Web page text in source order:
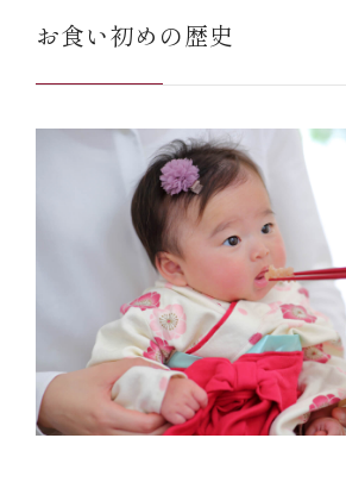
お食い初めの歴史